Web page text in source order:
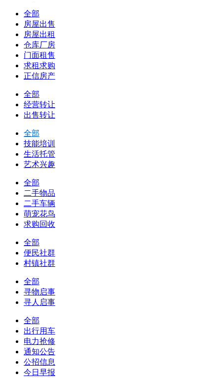
全部
房屋出售
房屋出租
仓库厂房
门面租售
求租求购
正信房产
全部
经营转让
出售转让
全部
技能培训
生活托管
艺术兴趣
全部
二手物品
二手车辆
萌宠花鸟
求购回收
全部
便民社群
村镇社群
全部
寻物启事
寻人启事
全部
出行用车
电力抢修
通知公告
公招信息
今日早报